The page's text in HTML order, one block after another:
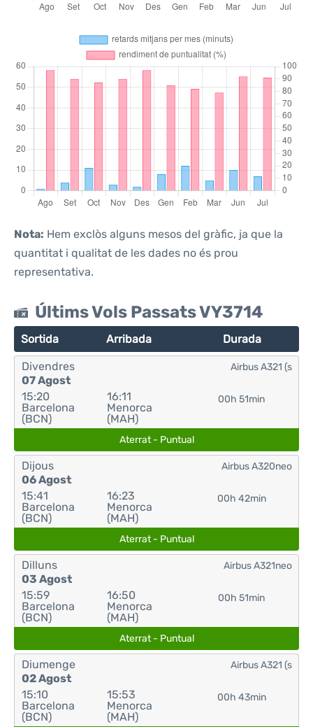
Nota: Hem exclòs alguns mesos del gràfic, ja que la
quantitat i qualitat de les dades no és prou
representativa.
Últims Vols Passats VY3714
Sortida Arribada Durada
Divendres
07 Agost
15:20
Barcelona
(BCN)
16:11
Menorca
(MAH)
00h 51min
Airbus A321 (s
Aterrat - Puntual
Dijous
06 Agost
15:41
Barcelona
(BCN)
16:23
Menorca
(MAH)
00h 42min
Airbus A320neo
Aterrat - Puntual
Dilluns
03 Agost
15:59
Barcelona
(BCN)
16:50
Menorca
(MAH)
00h 51min
Airbus A321neo
Aterrat - Puntual
Diumenge
02 Agost
15:10
Barcelona
(BCN)
15:53
Menorca
(MAH)
00h 43min
Airbus A321 (s